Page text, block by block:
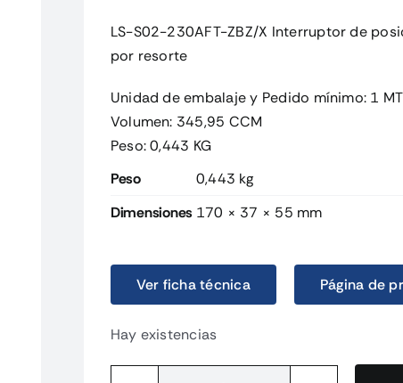
LS-S02-230AFT-ZBZ/X Interruptor de
por resorte
Unidad de embalaje y Pedido mínimo: 1
Volumen: 345,95 CCM
Peso: 0,443 KG
Peso
0,443 kg
Dimensiones 170 × 37 × 55 mm
Ver ficha técnica Página de
Hay existencias